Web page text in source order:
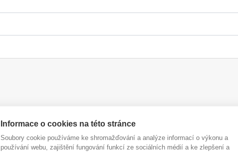
Informace o cookies na této stránce
Soubory cookie používáme ke shromažďování a analýze informací o výkonu a
používání webu, zajištění fungování funkcí ze sociálních médií a ke zlepšení a